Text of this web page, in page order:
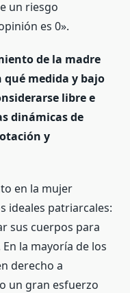
un riesgo
es 0».
de la madre
medida y bajo
libre e
dinámicas de
y
en la mujer
ideales patriarcales:
sus cuerpos para
la mayoría de los
derecho a
un gran esfuerzo